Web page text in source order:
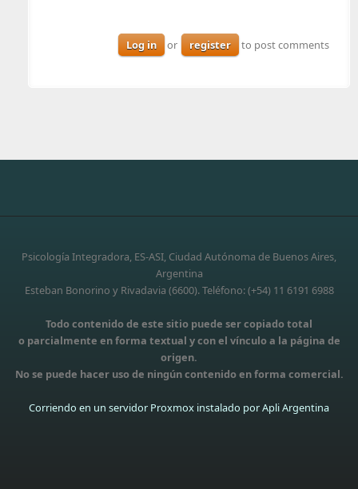
Log in or register to post comments
Psicología Integradora, ES-ASI, Ciudad Autónoma de Buenos Aires,
Argentina
Esteban Bonorino y Rivadavia (6600). Teléfono: (+54) 11 6191 6988
Todo contenido de este sitio puede ser copiado total
o parcialmente en forma textual y con el vínculo a la página de
origen.
No se puede hacer uso de ningún contenido en forma comercial.
Corriendo en un servidor Proxmox instalado por Apli Argentina